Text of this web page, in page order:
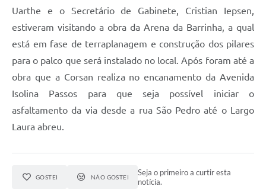
Uarthe e o Secretário de Gabinete, Cristian Iepsen,
estiveram visitando a obra da Arena da Barrinha, a qual
está em fase de terraplanagem e construção dos pilares
para o palco que será instalado no local. Após foram até a
obra que a Corsan realiza no encanamento da Avenida
Isolina Passos para que seja possível iniciar o
asfaltamento da via desde a rua São Pedro até o Largo
Laura abreu.
GOSTEI NÃO GOSTEI
Seja o primeiro a curtir esta
notícia.